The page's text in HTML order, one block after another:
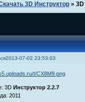
3D Инструктор » 3D
2013-07-02 23:53:03
3D Инструктор 2.2.7
2011